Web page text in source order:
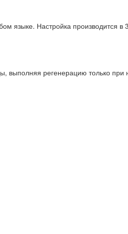
языке. Настройка производится в
выполняя регенерацию только